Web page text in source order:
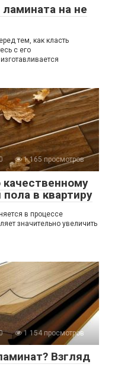
на не
тем, как класть
с его
1 165 просмотров
в квартиру
в процессе
значительно увеличить
1 154 просмотров
Взгляд